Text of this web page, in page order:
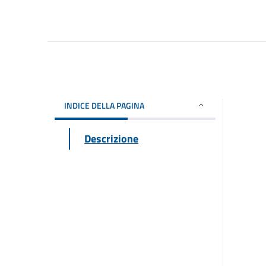
INDICE DELLA PAGINA
Descrizione